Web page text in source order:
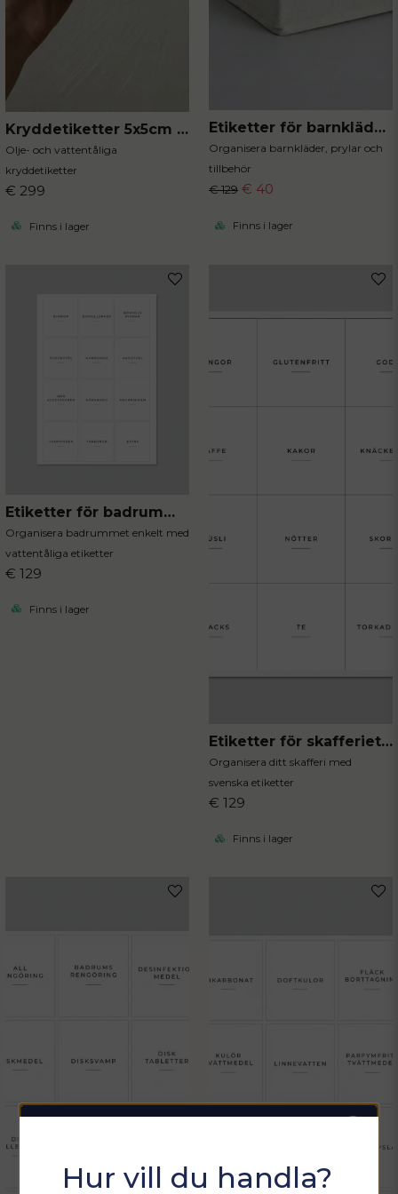
Kryddetiketter 5x5cm 80st
Olje- och vattentåliga
kryddetiketter
€ 299
Finns i lager
Etiketter för barnkläder 20st
Organisera barnkläder, prylar och
tillbehör
€ 129 € 40
Finns i lager
Etiketter för badrummet 12st
Organisera badrummet enkelt med
vattentåliga etiketter
€ 129
Finns i lager
Etiketter för skafferiet 12st
Organisera ditt skafferi med
svenska etiketter
€ 129
Finns i lager
Sommarfixa med
Hur vill du handla?